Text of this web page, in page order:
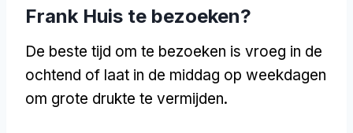
Frank Huis te bezoeken?
De beste tijd om te bezoeken is vroeg in de
ochtend of laat in de middag op weekdagen
om grote drukte te vermijden.